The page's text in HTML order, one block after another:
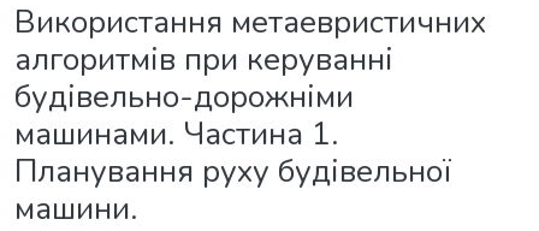
Використання метаевристичних
алгоритмів при керуванні
будівельно-дорожніми
машинами. Частина 1.
Планування руху будівельної
машини.